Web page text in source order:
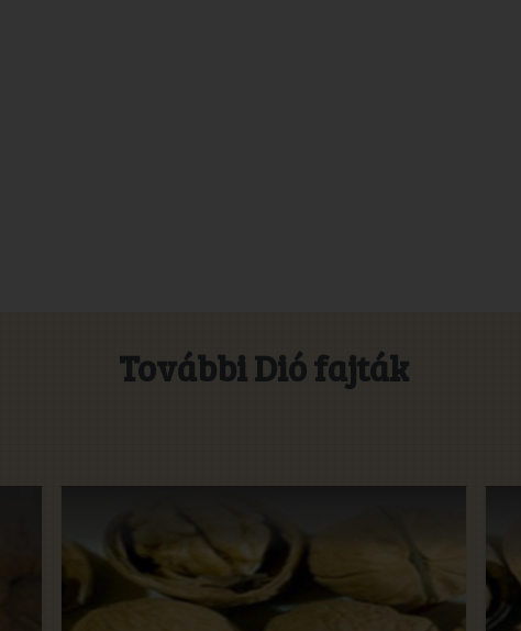
További Dió fajták